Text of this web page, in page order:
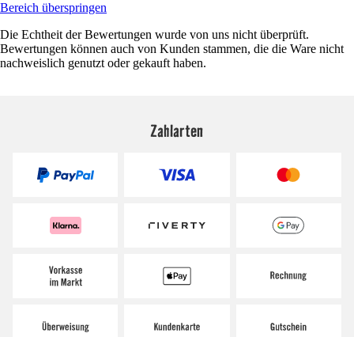
Bereich überspringen
Die Echtheit der Bewertungen wurde von uns nicht überprüft.
Bewertungen können auch von Kunden stammen, die die Ware nicht
nachweislich genutzt oder gekauft haben.
Zahlarten